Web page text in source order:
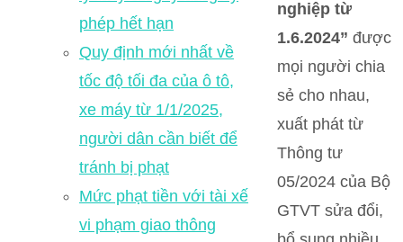
nghiệp từ
1.6.2024” được
mọi người chia
sẻ cho nhau,
xuất phát từ
Thông tư
05/2024 của Bộ
GTVT sửa đổi,
phép hết hạn
Quy định mới nhất về
tốc độ tối đa của ô tô,
xe máy từ 1/1/2025,
người dân cần biết để
tránh bị phạt
Mức phạt tiền với tài xế
vi phạm giao thông